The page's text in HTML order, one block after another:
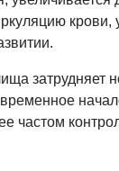
крови,
затрудняет
частом